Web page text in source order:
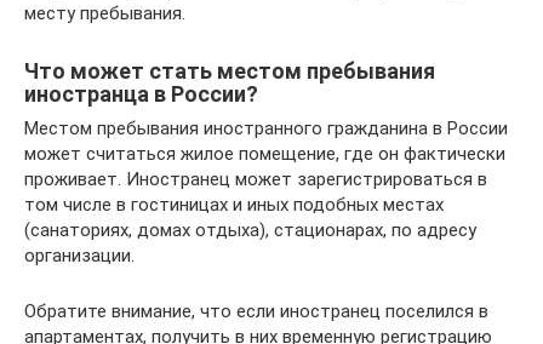
месту пребывания.
Что может стать местом пребывания
иностранца в России?
Местом пребывания иностранного гражданина в России
может считаться жилое помещение, где он фактически
проживает. Иностранец может зарегистрироваться в
том числе в гостиницах и иных подобных местах
(санаториях, домах отдыха), стационарах, по адресу
организации.
Обратите внимание, что если иностранец поселился в
апартаментах, получить в них временную регистрацию